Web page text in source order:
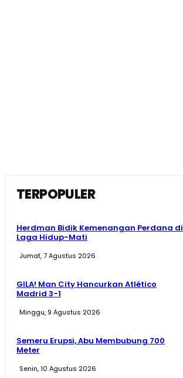
TERPOPULER
Herdman Bidik Kemenangan Perdana di
Laga Hidup-Mati
Jumat, 7 Agustus 2026
GILA! Man City Hancurkan Atlético
Madrid 3-1
Minggu, 9 Agustus 2026
Semeru Erupsi, Abu Membubung 700
Meter
Senin, 10 Agustus 2026